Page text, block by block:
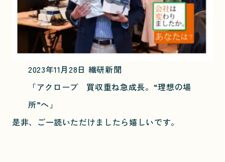
2023年11月28日 繊研新聞
「アクローブ 買収重ね急成長。“理想の場
所”へ」
是非、ご一読いただけましたら嬉しいです。